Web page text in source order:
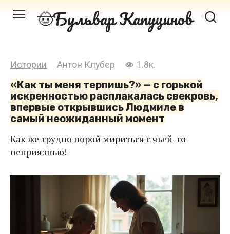
Перейти Бульвар Капуцинов
Истории Антон Клубер 1.8к.
«Как ты меня терпишь?» — с горькой
искренностью расплакалась свекровь,
впервые открывшись Людмиле в
самый неожиданный момент
Как же трудно порой мириться с чьей-то
неприязнью!